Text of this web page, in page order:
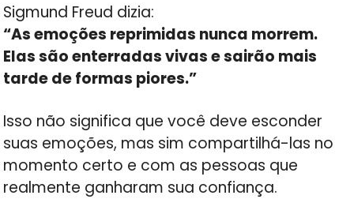
Sigmund Freud dizia:
“As emoções reprimidas nunca morrem.
Elas são enterradas vivas e sairão mais
tarde de formas piores.”
Isso não significa que você deve esconder
suas emoções, mas sim compartilhá-las no
momento certo e com as pessoas que
realmente ganharam sua confiança.